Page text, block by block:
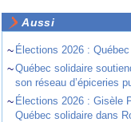
Aussi
~ Élections 2026 :
~Québec solidaire
son réseau d’épiceries
~ Élections 2026 : Gisèle
Québec solidaire dans